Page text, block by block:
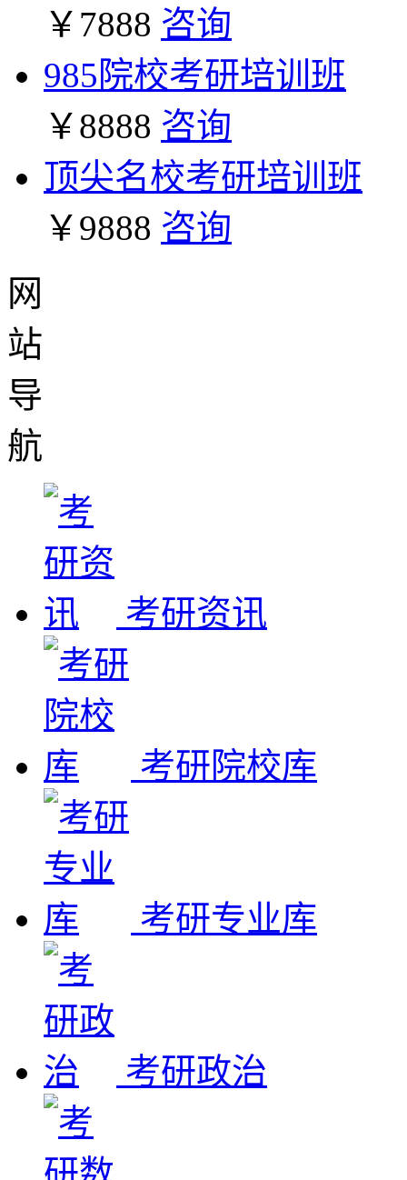
￥7888 咨询
985院校考研培训班
￥8888 咨询
顶尖名校考研培训班
￥9888 咨询
网
站
导
航
考研资讯
考研院校库
考研专业库
考研政治